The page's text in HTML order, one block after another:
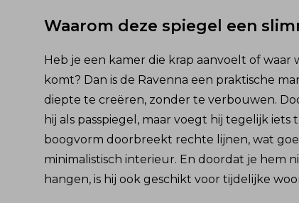
Waarom deze spiegel een
Heb je een kamer die krap aanvoelt of
komt? Dan is de Ravenna een praktische
diepte te creëren, zonder te verbouwen.
hij als passpiegel, maar voegt hij tegelijk iets
boogvorm doorbreekt rechte lijnen, wat
minimalistisch interieur. En doordat je hem
hangen, is hij ook geschikt voor tijdelijke